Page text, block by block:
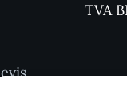
.
TVA